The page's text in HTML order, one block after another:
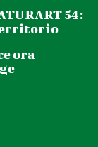
54:
ora